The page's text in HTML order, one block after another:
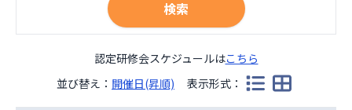
検索
認定研修会スケジュールはこちら
並び替え： 開催日(昇順) 表示形式：